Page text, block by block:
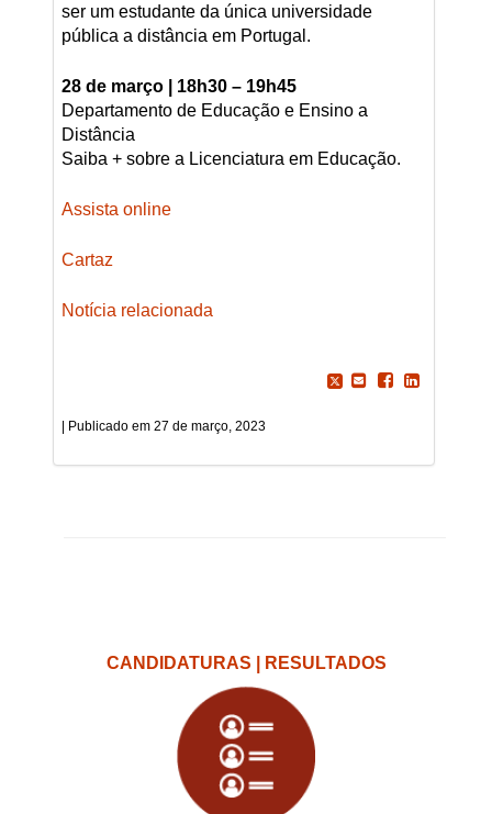
ser um estudante da única universidade
pública a distância em Portugal.
28 de março | 18h30 – 19h45
Departamento de Educação e Ensino a
Distância
Saiba + sobre a Licenciatura em Educação.
Assista online
Cartaz
Notícia relacionada
27 de março, 2023
CANDIDATURAS | RESULTADOS